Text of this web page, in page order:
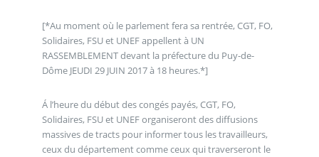
[*Au moment où le parlement fera sa rentrée, CGT, FO,
Solidaires, FSU et UNEF appellent à UN
RASSEMBLEMENT devant la préfecture du Puy-de-
Dôme JEUDI 29 JUIN 2017 à 18 heures.*]
Á l’heure du début des congés payés, CGT, FO,
Solidaires, FSU et UNEF organiseront des diffusions
massives de tracts pour informer tous les travailleurs,
ceux du département comme ceux qui traverseront le